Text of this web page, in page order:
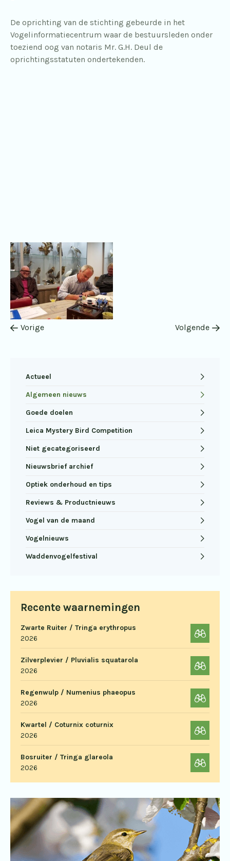
Actueel
Algemeen nieuws
Goede doelen
Leica Mystery Bird Competition
Niet gecategoriseerd
Nieuwsbrief archief
Optiek onderhoud en tips
Reviews & Productnieuws
Vogel van de maand
Vogelnieuws
Waddenvogelfestival
Recente waarnemingen
Zwarte Ruiter / Tringa erythropus
2026
Zilverplevier / Pluvialis squatarola
2026
Regenwulp / Numenius phaeopus
2026
Kwartel / Coturnix coturnix
2026
Bosruiter / Tringa glareola
2026
De oprichting van de stichting gebeurde in het
Vogelinformatiecentrum waar de bestuursleden onder
toeziend oog van notaris Mr. G.H. Deul de
oprichtingsstatuten ondertekenden.
Vorige Volgende